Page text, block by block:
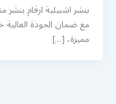
بنشر اشبيلية ارقام
مع ضمان الجودة
مميزة، […]